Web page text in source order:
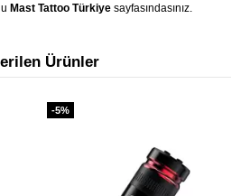
Mast Tattoo Türkiye sayfasındasınız.
Ürünler
-5%